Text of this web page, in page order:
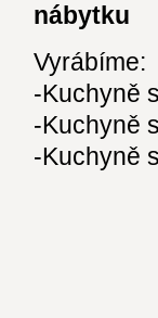
nábytku
Vyrábíme:
-Kuchyně
-Kuchyně
-Kuchyně